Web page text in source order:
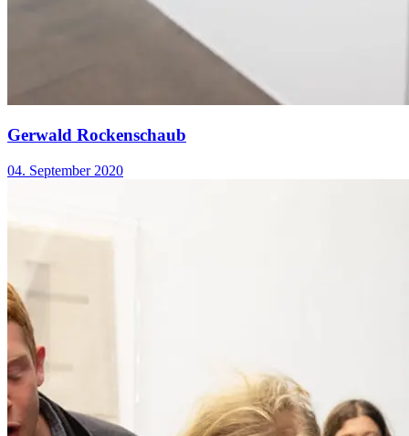
Gerwald Rockenschaub
04. September 2020